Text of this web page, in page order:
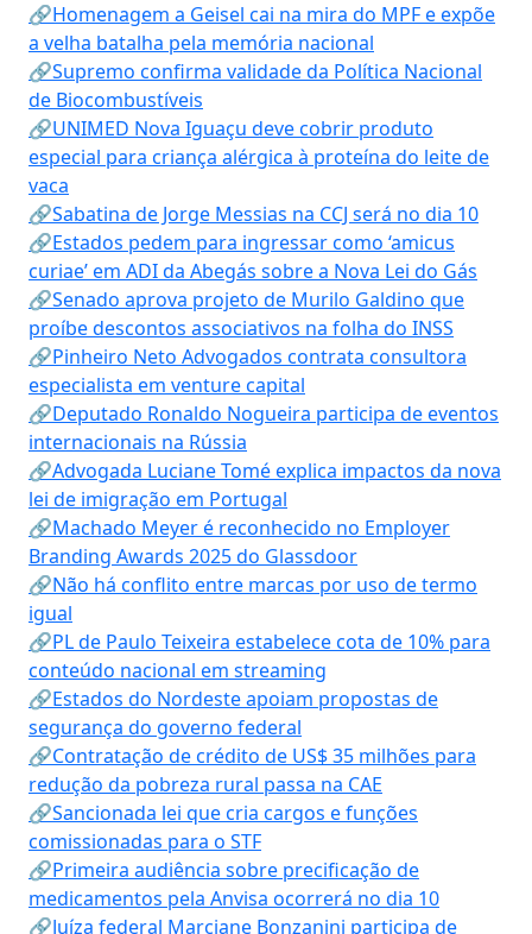
🔗Homenagem a Geisel cai na mira do MPF e expõe
a velha batalha pela memória nacional
🔗Supremo confirma validade da Política Nacional
de Biocombustíveis
🔗UNIMED Nova Iguaçu deve cobrir produto
especial para criança alérgica à proteína do leite de
vaca
🔗Sabatina de Jorge Messias na CCJ será no dia 10
🔗Estados pedem para ingressar como ‘amicus
curiae’ em ADI da Abegás sobre a Nova Lei do Gás
🔗Senado aprova projeto de Murilo Galdino que
proíbe descontos associativos na folha do INSS
🔗Pinheiro Neto Advogados contrata consultora
especialista em venture capital
🔗Deputado Ronaldo Nogueira participa de eventos
internacionais na Rússia
🔗Advogada Luciane Tomé explica impactos da nova
lei de imigração em Portugal
🔗Machado Meyer é reconhecido no Employer
Branding Awards 2025 do Glassdoor
🔗Não há conflito entre marcas por uso de termo
igual
🔗PL de Paulo Teixeira estabelece cota de 10% para
conteúdo nacional em streaming
🔗Estados do Nordeste apoiam propostas de
segurança do governo federal
🔗Contratação de crédito de US$ 35 milhões para
redução da pobreza rural passa na CAE
🔗Sancionada lei que cria cargos e funções
comissionadas para o STF
🔗Primeira audiência sobre precificação de
medicamentos pela Anvisa ocorrerá no dia 10
🔗Juíza federal Marciane Bonzanini participa de